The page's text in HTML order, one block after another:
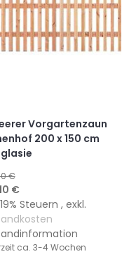
Vorgartenzaun
200 x 150 cm
€
€
Steuern , exkl.
ca. 3-4 Wochen